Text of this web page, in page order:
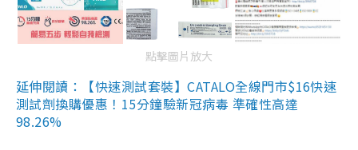
點擊圖片放大
延伸閱讀：【快速測試套裝】CATALO全線門市$16快速
測試劑換購優惠！15分鐘驗新冠病毒 準確性高達
98.26%